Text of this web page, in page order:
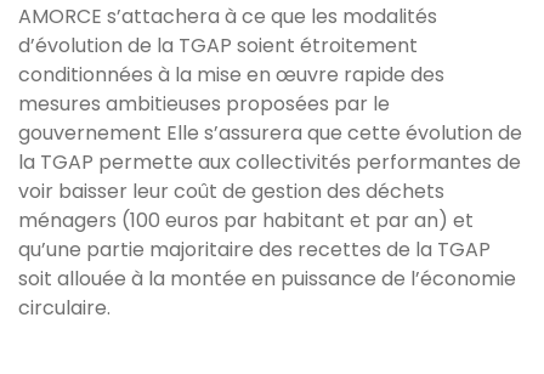
AMORCE s’attachera à ce que les modalités
d’évolution de la TGAP soient étroitement
conditionnées à la mise en œuvre rapide des
mesures ambitieuses proposées par le
gouvernement Elle s’assurera que cette évolution de
la TGAP permette aux collectivités performantes de
voir baisser leur coût de gestion des déchets
ménagers (100 euros par habitant et par an) et
qu’une partie majoritaire des recettes de la TGAP
soit allouée à la montée en puissance de l’économie
circulaire.